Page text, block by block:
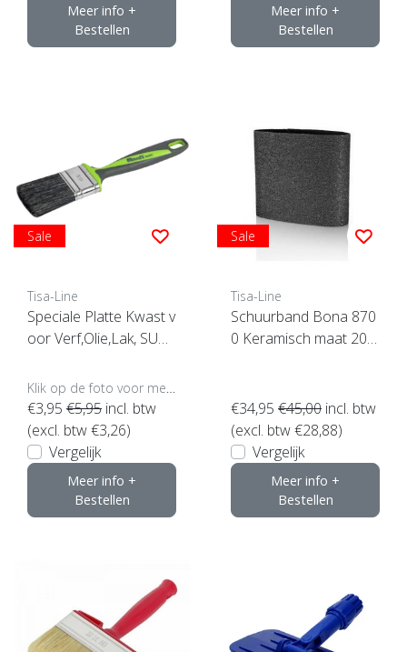
Meer info +
Bestellen
Meer info +
Bestellen
Sale
Tisa-Line
Speciale Platte Kwast v
oor Verf,Olie,Lak, SUPE
€3,95 €5,95 incl. btw
(excl. btw €3,26)
Vergelijk
Meer info +
Bestellen
Sale
Tisa-Line
Schuurband Bona 870
0 Keramisch maat 200
€34,95 €45,00 incl. btw
(excl. btw €28,88)
Vergelijk
Meer info +
Bestellen